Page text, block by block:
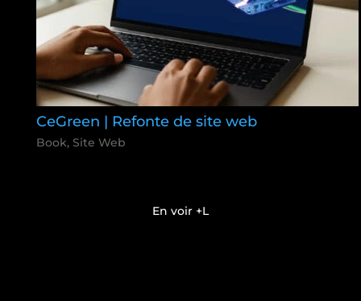
CeGreen | Refonte de site web
Book, Site Web
En voir +